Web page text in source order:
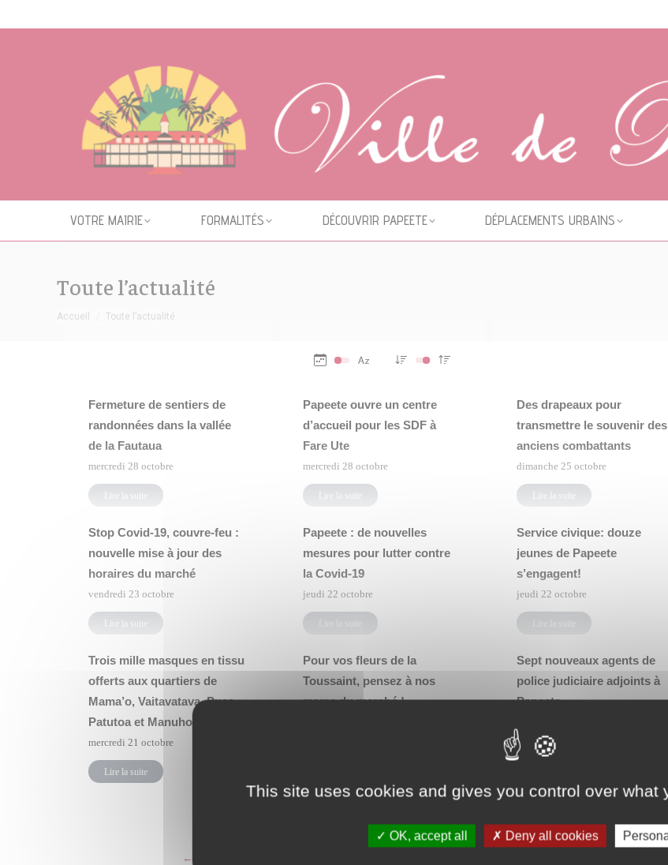
VOTRE MAIRIE FORMALITÉS DÉCOUVRIR PAPEETE DÉPLACEMENTS URBAINS
Toute l’actualité
Vous êtes ici :
Accueil Toute l’actualité
Fermeture de sentiers de
randonnées dans la vallée
de la Fautaua
mercredi 28 octobre
Lire la suite
Papeete ouvre un centre
d’accueil pour les SDF à
Fare Ute
mercredi 28 octobre
Lire la suite
Des drapeaux pour
transmettre le souvenir des
anciens combattants
dimanche 25 octobre
Lire la suite
Stop Covid-19, couvre-feu :
nouvelle mise à jour des
horaires du marché
vendredi 23 octobre
Lire la suite
Papeete : de nouvelles
mesures pour lutter contre
la Covid-19
jeudi 22 octobre
Service civique: douze
jeunes de Papeete
s’engagent!
jeudi 22 octobre
Lire la suite
Trois mille masques en tissu
offerts aux quartiers de
Mama’o, Vaitavatava, Puea,
Patutoa et Manuhoe
mercredi 21 octobre
Lire la suite
Pour vos fleurs de la
Toussaint, pensez à nos
mama du marché !
Sept nouveaux agents de
police judiciaire adjoints à
Papeete
Lire la suite
←
This site uses cookies and gives you control over what
OK, accept all Deny all cookies